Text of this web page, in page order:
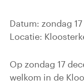
Datum: zondag
Locatie:
Op zondag 17
welkom in de